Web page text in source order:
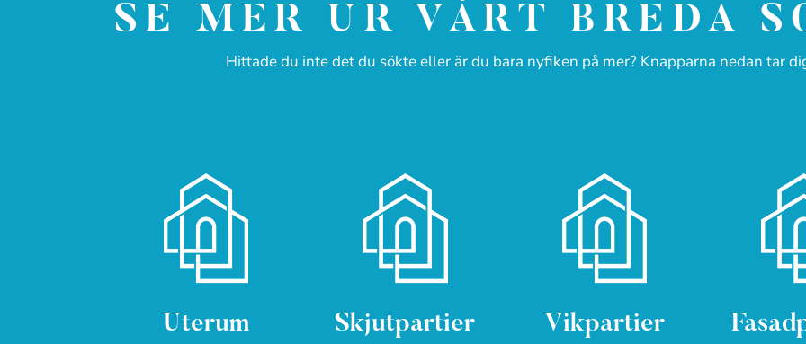
SE MER UR VÅRT BREDA
Hittade du inte det du sökte eller är du bara nyfiken på mer? Knapparna nedan tar
Uterum Skjutpartier Vikpartier